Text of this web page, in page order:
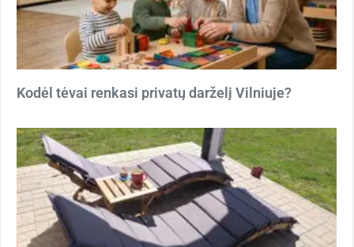
Kodėl tėvai renkasi privatų darželį Vilniuje?